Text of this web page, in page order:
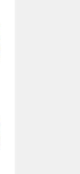
Windows. Ruští
horor.